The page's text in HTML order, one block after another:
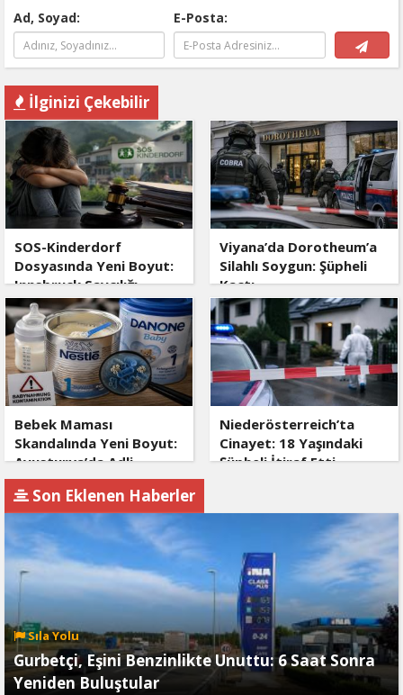
Ad, Soyad: E-Posta:
İlginizi Çekebilir
SOS-Kinderdorf
Dosyasında Yeni Boyut:
Innsbruck Savcılığı
Devrede
Viyana’da Dorotheum’a
Silahlı Soygun: Şüpheli
Kaçtı
Bebek Maması
Skandalında Yeni Boyut:
Avusturya’da Adli
Soruşturma
Niederösterreich’ta
Cinayet: 18 Yaşındaki
Şüpheli İtiraf Etti
Son Eklenen Haberler
Sıla Yolu
Gurbetçi, Eşini Benzinlikte Unuttu: 6 Saat Sonra
Yeniden Buluştular